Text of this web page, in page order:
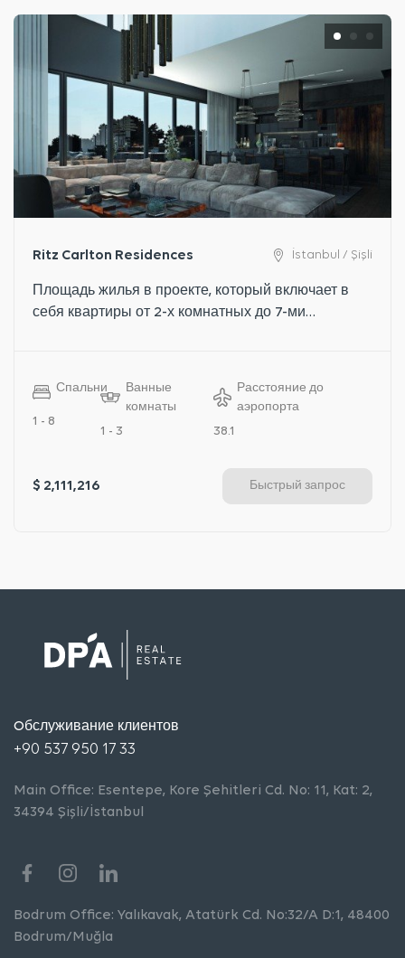
Ritz Carlton Residences İstanbul / Şişli
Площадь жилья в проекте, который включает в
себя квартиры от 2-х комнатных до 7-ми
Спальни
1 - 8
Ванные
комнаты
1 - 3
Расстояние до
аэропорта
38.1
$ 2,111,216 Быстрый запрос
Oбслуживание клиентов
+90 537 950 17 33
Main Office: Esentepe, Kore Şehitleri Cd. No: 11, Kat: 2,
34394 Şişli/İstanbul
Bodrum Office: Yalıkavak, Atatürk Cd. No:32/A D:1, 48400
Bodrum/Muğla